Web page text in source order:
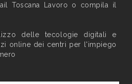
Toscana Lavoro o compila il
delle tecologie digitali e
online dei centri per l'impiego